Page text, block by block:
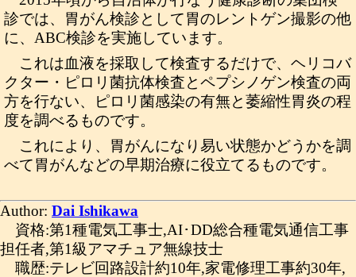
診では、胃がん検診として胃のレントゲン撮影の他
に、ABC検診を実施しています。
これは血液を採取して検査するだけで、ヘリコバ
クター・ピロリ菌抗体検査とペプシノゲン検査の両
方を行ない、ピロリ菌感染の有無と萎縮性胃炎の程
度を調べるものです。
これにより、胃がんになり易い状態かどうかを調
べて胃がんなどの早期治療に役立てるものです。
Author: Dai Ishikawa
資格:第1種電気工事士,AI･DD総合種電気通信工事
担任者,第1級アマチュア無線技士
職歴:テレビ回路設計約10年,家電修理工事約30年,